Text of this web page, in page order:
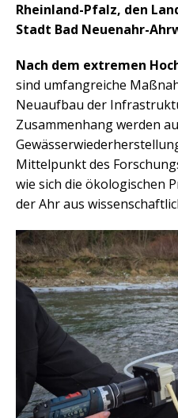
Rheinland-Pfalz, den
Stadt Bad Neuenahr-
Nach dem extremen
sind umfangreiche
Neuaufbau der
Zusammenhang werden
Mittelpunkt des
wie sich die ökologischen
der Ahr aus